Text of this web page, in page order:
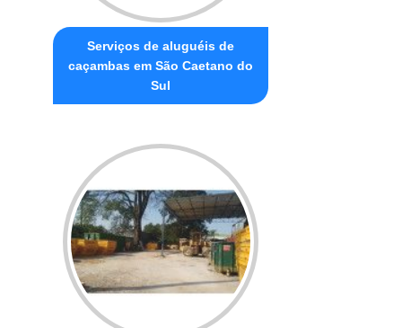
Serviços de aluguéis de
caçambas em São Caetano do
Sul